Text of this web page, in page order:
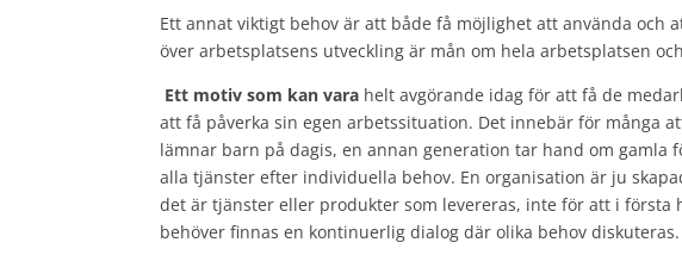
Ett annat viktigt behov är att både få möjlighet att använda och
över arbetsplatsens utveckling är mån om hela arbetsplatsen
Ett motiv som kan vara helt avgörande idag för att få de
att få påverka sin egen arbetssituation. Det innebär för många
lämnar barn på dagis, en annan generation tar hand om
alla tjänster efter individuella behov. En organisation är ju
det är tjänster eller produkter som levereras, inte för att i
behöver finnas en kontinuerlig dialog där olika behov diskuteras.